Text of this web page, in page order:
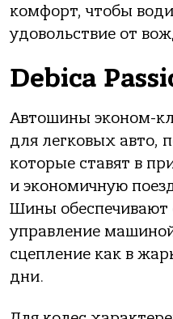
комфорт, чтобы
удовольствие от
Debica
Автошины эконом-
для легковых авто,
которые ставят в
и экономичную
Шины обеспечивают
управление
сцепление как в
дни.